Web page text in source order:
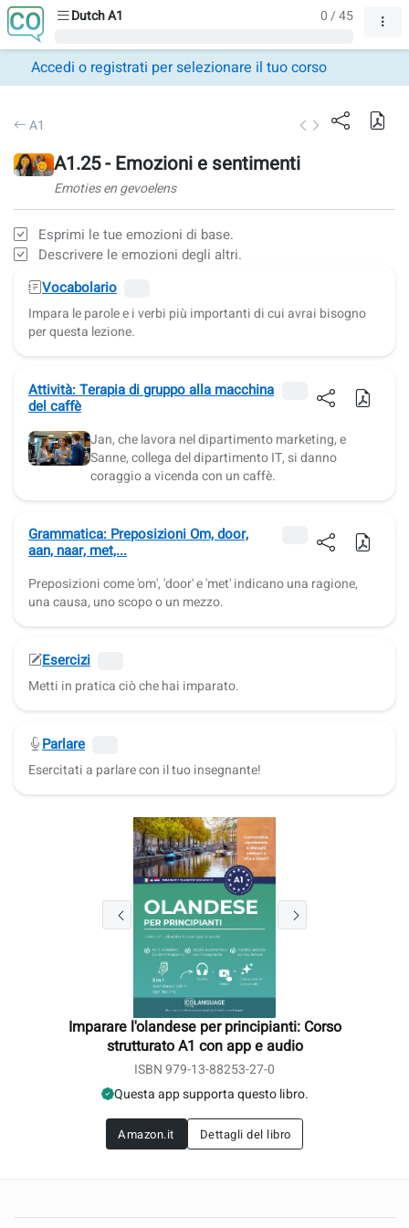
Dutch A1 0 / 45
Accedi o registrati per selezionare il tuo corso
A1
A1.25 - Emozioni e sentimenti
Emoties en gevoelens
Esprimi le tue emozioni di base.
Descrivere le emozioni degli altri.
Vocabolario
Impara le parole e i verbi più importanti di cui avrai bisogno
per questa lezione.
Attività: Terapia di gruppo alla macchina
del caffè
Jan, che lavora nel dipartimento marketing, e
Sanne, collega del dipartimento IT, si danno
coraggio a vicenda con un caffè.
Grammatica: Preposizioni Om, door,
aan, naar, met,...
Preposizioni come 'om', 'door' e 'met' indicano una ragione,
una causa, uno scopo o un mezzo.
Esercizi
Metti in pratica ciò che hai imparato.
Parlare
Esercitati a parlare con il tuo insegnante!
Imparare l'olandese per principianti: Corso
strutturato A1 con app e audio
ISBN 979-13-88253-27-0
Questa app supporta questo libro.
Amazon.it Dettagli del libro